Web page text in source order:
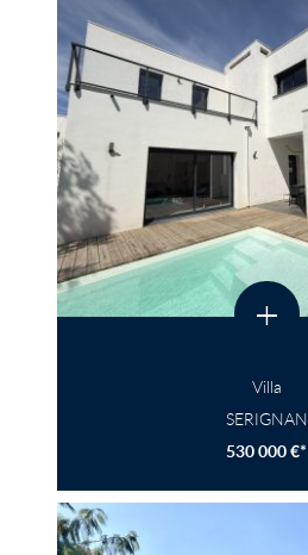
+
Villa
SERIGNAN
530 000 €*